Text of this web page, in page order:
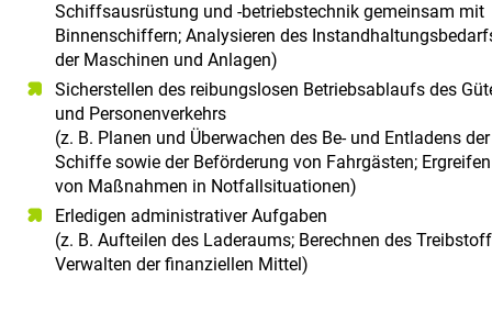
Schiffsausrüstung und -betriebstechnik gemeinsam mit
Binnenschiffern; Analysieren des
der Maschinen und Anlagen)
Sicherstellen des reibungslosen Betriebsablaufs des
und Personenverkehrs
(z. B. Planen und Überwachen des Be- und Entladens der
Schiffe sowie der Beförderung von Fahrgästen; Ergreifen
von Maßnahmen in Notfallsituationen)
Erledigen administrativer Aufgaben
(z. B. Aufteilen des Laderaums; Berechnen des
Verwalten der finanziellen Mittel)